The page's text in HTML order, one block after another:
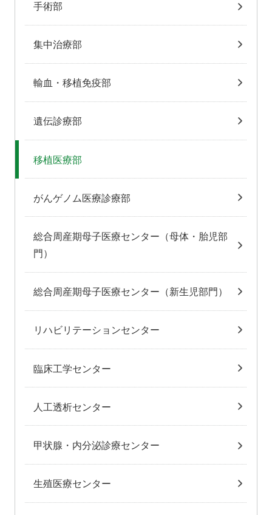
手術部
集中治療部
輸血・移植免疫部
遺伝診療部
移植医療部
がんゲノム医療診療部
総合周産期母子医療センター（母体・胎児部
門）
総合周産期母子医療センター（新生児部門）
リハビリテーションセンター
臨床工学センター
人工透析センター
甲状腺・内分泌診療センター
生殖医療センター